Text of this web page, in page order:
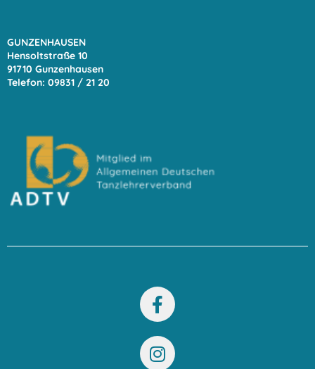
GUNZENHAUSEN
Hensoltstraße 10
91710 Gunzenhausen
Telefon: 09831 / 21 20